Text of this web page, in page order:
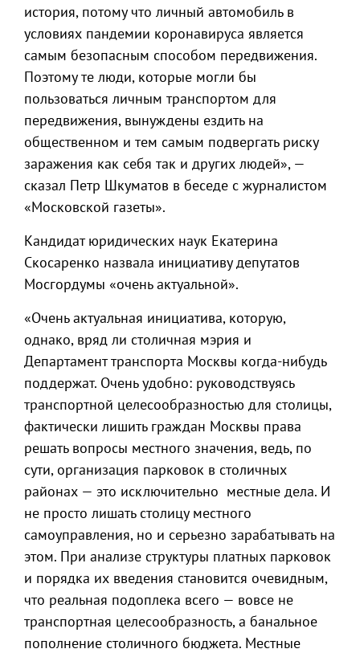
история, потому что личный автомобиль в
условиях пандемии коронавируса является
самым безопасным способом передвижения.
Поэтому те люди, которые могли бы
пользоваться личным транспортом для
передвижения, вынуждены ездить на
общественном и тем самым подвергать риску
заражения как себя так и других людей», —
сказал Петр Шкуматов в беседе с журналистом
«Московской газеты».
Кандидат юридических наук Екатерина
Скосаренко назвала инициативу депутатов
Мосгордумы «очень актуальной».
«Очень актуальная инициатива, которую,
однако, вряд ли столичная мэрия и
Департамент транспорта Москвы когда-нибудь
поддержат. Очень удобно: руководствуясь
транспортной целесообразностью для столицы,
фактически лишить граждан Москвы права
решать вопросы местного значения, ведь, по
сути, организация парковок в столичных
районах — это исключительно местные дела. И
не просто лишать столицу местного
самоуправления, но и серьезно зарабатывать на
этом. При анализе структуры платных парковок
и порядка их введения становится очевидным,
что реальная подоплека всего — вовсе не
транспортная целесообразность, а банальное
пополнение столичного бюджета. Местные